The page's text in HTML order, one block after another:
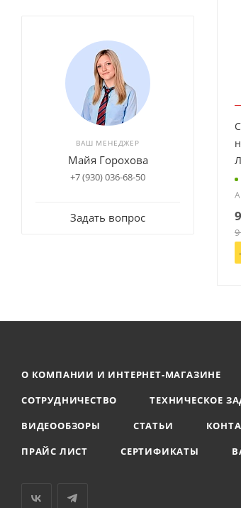
-
ВАШ МЕНЕДЖЕР
Майя Горохова
+7 (930) 036-68-50
Задать вопрос
О КОМПАНИИ И ИНТЕРНЕТ-МАГАЗИНЕ
СОТРУДНИЧЕСТВО
ТЕХНИЧЕСКОЕ
ВИДЕООБЗОРЫ
СТАТЬИ
ПРАЙС ЛИСТ
СЕРТИФИКАТЫ